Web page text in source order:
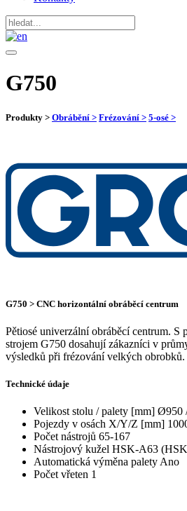
G750
Produkty > Obrábění > Frézování > 5-osé >
G750 > CNC horizontální obráběcí centrum
Pětiosé univerzální obráběcí centrum. S
strojem G750 dosahují zákazníci v
výsledků při frézování velkých obrobků.
Technické údaje
Velikost stolu / palety [mm] Ø950
Pojezdy v osách X/Y/Z [mm]
Počet nástrojů 65-167
Nástrojový kužel HSK-A63
Automatická výměna palety Ano
Počet vřeten 1